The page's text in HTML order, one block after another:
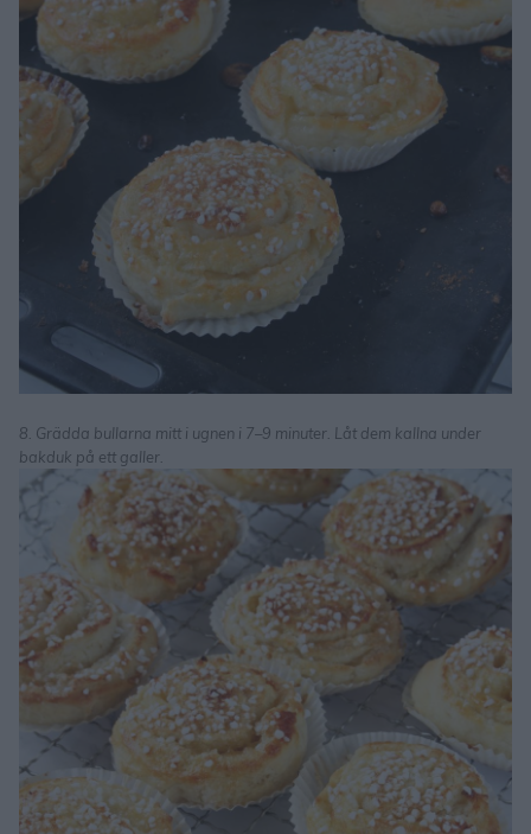
8. Grädda bullarna mitt i ugnen i 7–9 minuter. Låt dem kallna under
bakduk på ett galler.